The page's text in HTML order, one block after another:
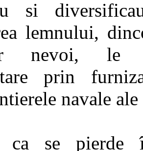
si
lemnului,
nevoi, le
prin
navale
ca se pierde